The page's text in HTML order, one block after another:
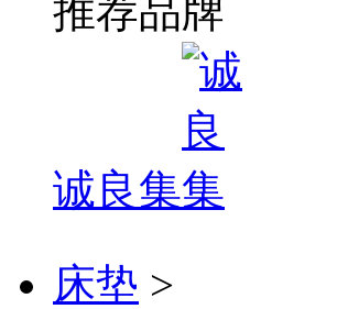
推荐品牌
诚良集
床垫 >